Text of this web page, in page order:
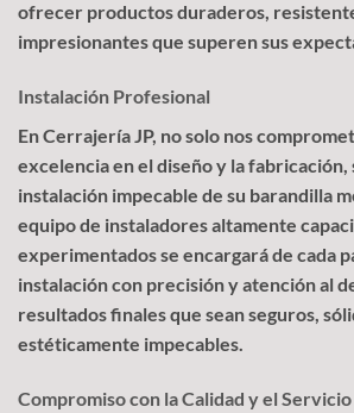
ofrecer productos duraderos,
impresionantes que superen sus
Instalación Profesional
En Cerrajería JP, no solo nos
excelencia en el diseño y la fabricación,
instalación impecable de su barandilla
equipo de instaladores altamente
experimentados se encargará de cada
instalación con precisión y atención al
resultados finales que sean seguros,
estéticamente impecables.
Compromiso con la Calidad y el